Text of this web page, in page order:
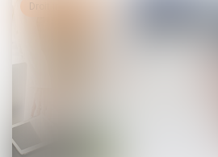
Droit immobilier